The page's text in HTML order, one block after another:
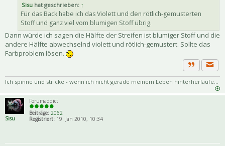
Sisu hat geschrieben: ↑
Für das Back habe ich das Violett und den rötlich-gemusterten
Stoff und ganz viel vom blumigen Stoff übrig.
Dann würde ich sagen die Hälfte der Streifen ist blumiger Stoff und die
andere Hälfte abwechselnd violett und rötlich-gemustert. Sollte das
Farbproblem lösen.
Zitat
Ich spinne und stricke - wenn ich nicht gerade meinem Leben hinterherlaufe...
Sisu
Forumaddict
Beiträge: 2062
Registriert:19. Jan 2010, 10:34